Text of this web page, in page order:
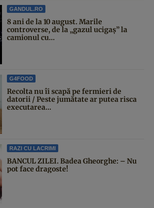
GANDUL.RO
8 ani de la 10 august. Marile
controverse, de la „gazul ucigaș” la
camionul cu...
G4FOOD
Recolta nu îi scapă pe fermieri de
datorii / Peste jumătate ar putea risca
executarea...
RAZI CU LACRIMI
BANCUL ZILEI. Badea Gheorghe: – Nu
pot face dragoste!